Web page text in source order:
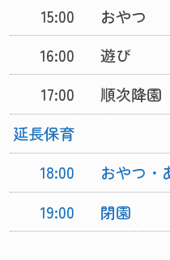
15:00
おやつ
16:00
遊び
17:00
順次降園
延長保育
18:00
おやつ・
19:00
閉園